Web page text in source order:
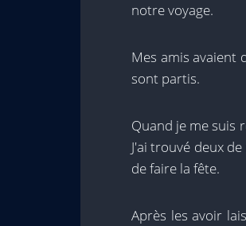
notre voyage.
Mes amis avaient
sont partis.
Quand je me suis
J'ai trouvé deux
de faire la fête.
Après les avoir